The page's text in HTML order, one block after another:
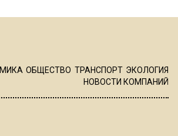
ОБЩЕСТВО ТРАНСПОРТ ЭКОЛОГИЯ
НОВОСТИ КОМПАНИЙ